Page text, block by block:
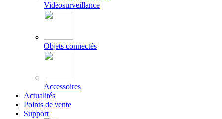
Vidéosurveillance
Objets connectés
Accessoires
Actualités
Points de vente
Support